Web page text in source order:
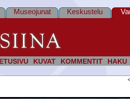
ETUSIVU KUVAT KOMMENTIT HAKU
Museojunat Keskustelu